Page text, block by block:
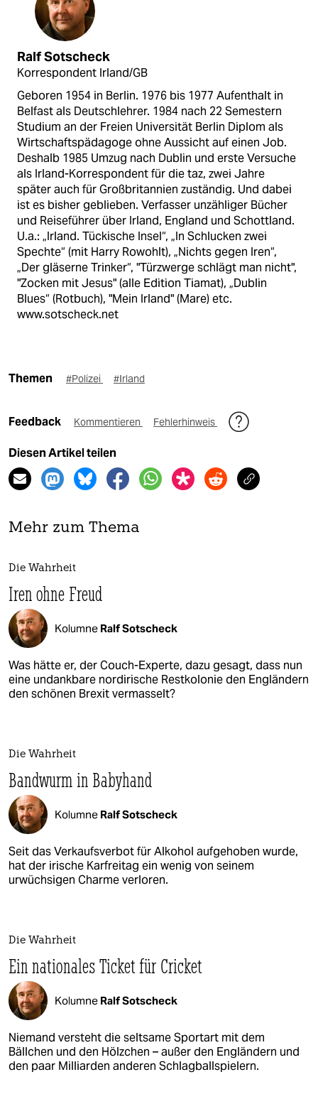
Ralf Sotscheck
Korrespondent Irland/GB
Geboren 1954 in Berlin. 1976 bis 1977 Aufenthalt in
Belfast als Deutschlehrer. 1984 nach 22 Semestern
Studium an der Freien Universität Berlin Diplom als
Wirtschaftspädagoge ohne Aussicht auf einen Job.
Deshalb 1985 Umzug nach Dublin und erste Versuche
als Irland-Korrespondent für die taz, zwei Jahre
später auch für Großbritannien zuständig. Und dabei
ist es bisher geblieben. Verfasser unzähliger Bücher
und Reiseführer über Irland, England und Schottland.
U.a.: „Irland. Tückische Insel“, „In Schlucken zwei
Spechte“ (mit Harry Rowohlt), „Nichts gegen Iren“,
„Der gläserne Trinker“, "Türzwerge schlägt man nicht",
"Zocken mit Jesus" (alle Edition Tiamat), „Dublin
Blues“ (Rotbuch), "Mein Irland" (Mare) etc.
www.sotscheck.net
Themen #Polizei #Irland
Feedback Kommentieren Fehlerhinweis
Diesen Artikel teilen
Mehr zum Thema
Die Wahrheit
Iren ohne Freud
Kolumne Ralf Sotscheck
Was hätte er, der Couch-Experte, dazu gesagt, dass nun
eine undankbare nordirische Restkolonie den Engländern
den schönen Brexit vermasselt?
Die Wahrheit
Bandwurm in Babyhand
Kolumne Ralf Sotscheck
Seit das Verkaufsverbot für Alkohol aufgehoben wurde,
hat der irische Karfreitag ein wenig von seinem
urwüchsigen Charme verloren.
Die Wahrheit
Ein nationales Ticket für Cricket
Kolumne Ralf Sotscheck
Niemand versteht die seltsame Sportart mit dem
Bällchen und den Hölzchen – außer den Engländern und
den paar Milliarden anderen Schlagballspielern.